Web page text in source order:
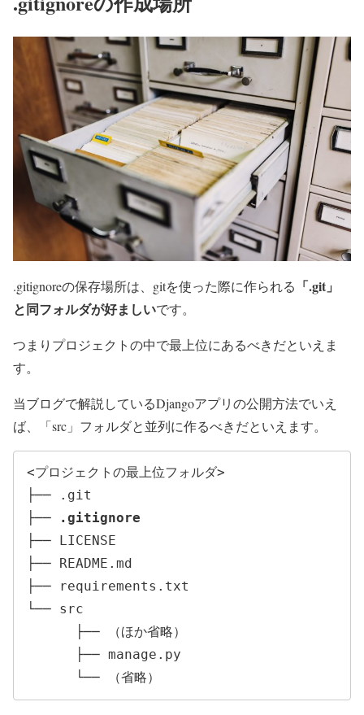
.gitignoreの保存場所は、gitを使った際に作られる 「.git」
と同フォルダが好ましいです。
つまりプロジェクトの中で最上位にあるべきだといえま
す。
当ブログで解説しているDjangoアプリの公開方法でいえ
ば、「src」フォルダと並列に作るべきだといえます。
<プロジェクトの最上位フォルダ>
├── .git
├──
.gitignore
├── LICENSE
├── README.md
├── requirements.txt
└── src